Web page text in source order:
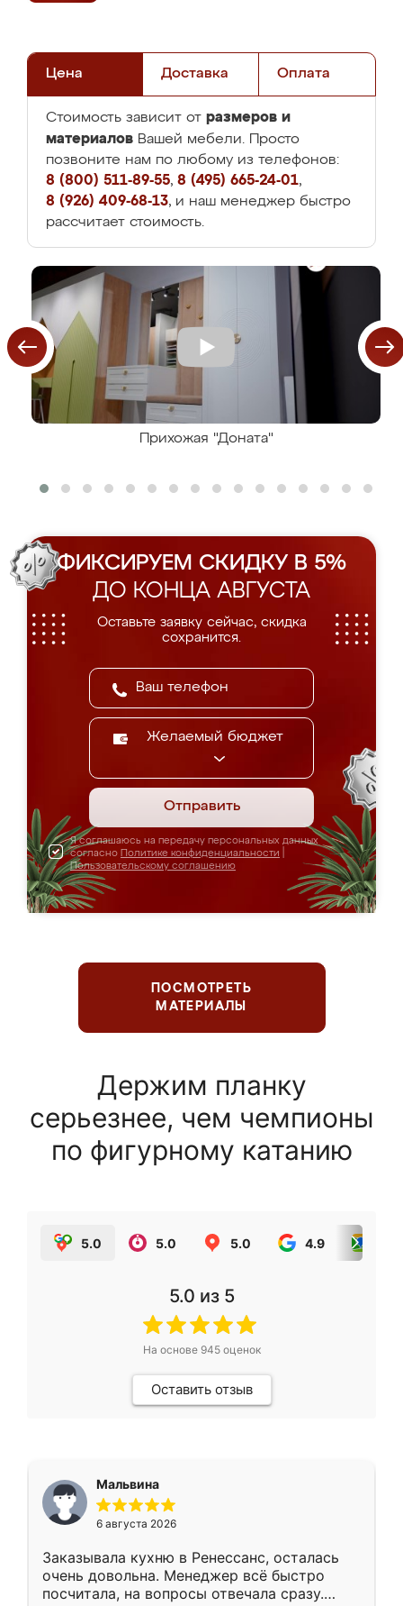
Цена Доставка Оплата
Стоимость зависит от размеров и
материалов Вашей мебели. Просто
позвоните нам по любому из телефонов:
8 (800) 511-89-55, 8 (495) 665-24-01,
8 (926) 409-68-13, и наш менеджер быстро
рассчитает стоимость.
Прихожая "Доната"
ФИКСИРУЕМ СКИДКУ В 5%
ДО КОНЦА АВГУСТА
Оставьте заявку сейчас, скидка
сохранится.
Желаемый бюджет
Отправить
Я соглашаюсь на передачу персональных данных
согласно Политике конфиденциальности
Пользовательскому соглашению
ПОСМОТРЕТЬ
МАТЕРИАЛЫ
Держим планку
серьезнее, чем чемпионы
по фигурному катанию
5.0 5.0 5.0 4.9
5.0 из 5
На основе 945оценок
Оставить отзыв
Мальвина
6 августа 2026
Заказывала кухню в Ренессанс, осталась
очень довольна. Менеджер всё быстро
посчитала, на вопросы отвечала сразу.